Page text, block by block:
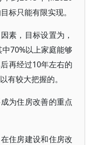
标只能有限实现。
素，目标设置为，
70%以上家庭能够
再经过10年左右的
有较大把握的。
为住房改善的重点
住房建设和住房改